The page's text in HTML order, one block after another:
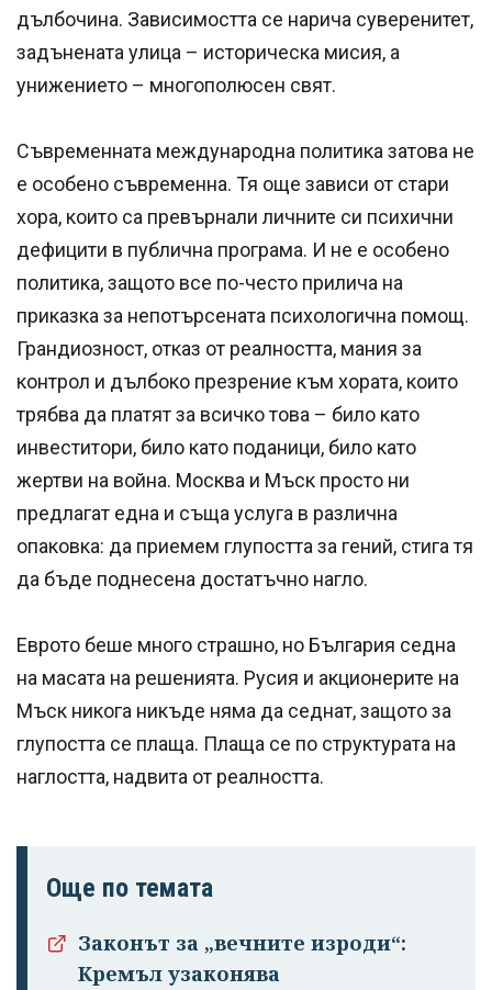
дълбочина. Зависимостта се нарича суверенитет,
задънената улица – историческа мисия, а
унижението – многополюсен свят.
Съвременната международна политика затова не
е особено съвременна. Тя още зависи от стари
хора, които са превърнали личните си психични
дефицити в публична програма. И не е особено
политика, защото все по-често прилича на
приказка за непотърсената психологична помощ.
Грандиозност, отказ от реалността, мания за
контрол и дълбоко презрение към хората, които
трябва да платят за всичко това – било като
инвеститори, било като поданици, било като
жертви на война. Москва и Мъск просто ни
предлагат една и съща услуга в различна
опаковка: да приемем глупостта за гений, стига тя
да бъде поднесена достатъчно нагло.
Еврото беше много страшно, но България седна
на масата на решенията. Русия и акционерите на
Мъск никога никъде няма да седнат, защото за
глупостта се плаща. Плаща се по структурата на
наглостта, надвита от реалността.
Още по темата
Законът за „вечните изроди“:
Кремъл узаконява